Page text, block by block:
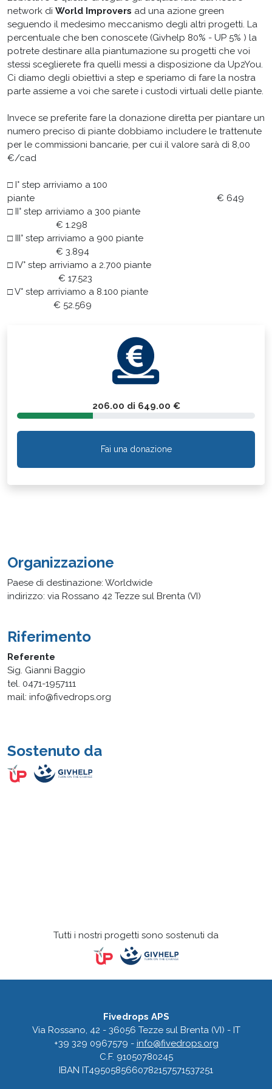
network di World Improvers ad una azione green
seguendo il medesimo meccanismo degli altri progetti. La
percentuale che ben conoscete (Givhelp 80% - UP 5% ) la
potrete destinare alla piantumazione su progetti che voi
stessi sceglierete fra quelli messi a disposizione da Up2You.
Ci diamo degli obiettivi a step e speriamo di fare la nostra
parte assieme a voi che sarete i custodi virtuali delle piante.
Invece se preferite fare la donazione diretta per piantare un
numero preciso di piante dobbiamo includere le trattenute
per le commissioni bancarie, per cui il valore sarà di 8,00
€/cad
□ I° step arriviamo a 100
piante € 649
□ II° step arriviamo a 300 piante
€ 1.298
□ III° step arriviamo a 900 piante
€ 3.894
□ IV° step arriviamo a 2.700 piante
€ 17.523
□ V° step arriviamo a 8.100 piante
€ 52.569
206.00 di 649.00 €
Fai una donazione
Organizzazione
Paese di destinazione: Worldwide
indirizzo: via Rossano 42 Tezze sul Brenta (VI)
Riferimento
Referente
Sig. Gianni Baggio
tel. 0471-1957111
mail: info@fivedrops.org
Sostenuto da
Tutti i nostri progetti sono sostenuti da
Fivedrops APS
Via Rossano, 42 - 36056 Tezze sul Brenta (VI) - IT
+39 329 0967579 - info@fivedrops.org
C.F. 91050780245
IBAN IT4950585660782157571537251